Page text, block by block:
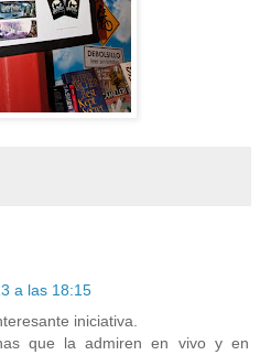
a las 18:15
iniciativa.
que la admiren en vivo y en